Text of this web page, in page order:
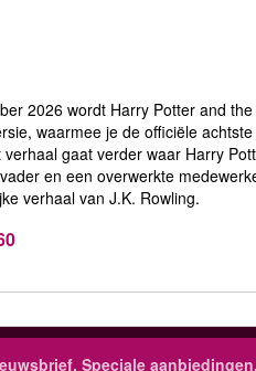
2026 wordt Harry Potter and
waarmee je de officiële
verhaal gaat verder waar Harry
en een overwerkte
verhaal van J.K. Rowling.
Speciale